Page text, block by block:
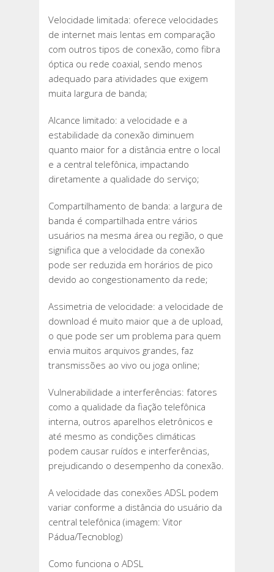
Velocidade limitada: oferece velocidades
de internet mais lentas em comparação
com outros tipos de conexão, como fibra
óptica ou rede coaxial, sendo menos
adequado para atividades que exigem
muita largura de banda;
Alcance limitado: a velocidade e a
estabilidade da conexão diminuem
quanto maior for a distância entre o local
e a central telefônica, impactando
diretamente a qualidade do serviço;
Compartilhamento de banda: a largura de
banda é compartilhada entre vários
usuários na mesma área ou região, o que
significa que a velocidade da conexão
pode ser reduzida em horários de pico
devido ao congestionamento da rede;
Assimetria de velocidade: a velocidade de
download é muito maior que a de upload,
o que pode ser um problema para quem
envia muitos arquivos grandes, faz
transmissões ao vivo ou joga online;
Vulnerabilidade a interferências: fatores
como a qualidade da fiação telefônica
interna, outros aparelhos eletrônicos e
até mesmo as condições climáticas
podem causar ruídos e interferências,
prejudicando o desempenho da conexão.
A velocidade das conexões ADSL podem
variar conforme a distância do usuário da
central telefônica (imagem: Vitor
Pádua/Tecnoblog)
Como funciona o ADSL